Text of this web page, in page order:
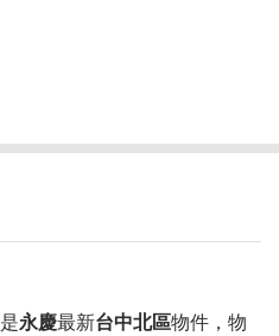
是永慶最新台中北區物件，物